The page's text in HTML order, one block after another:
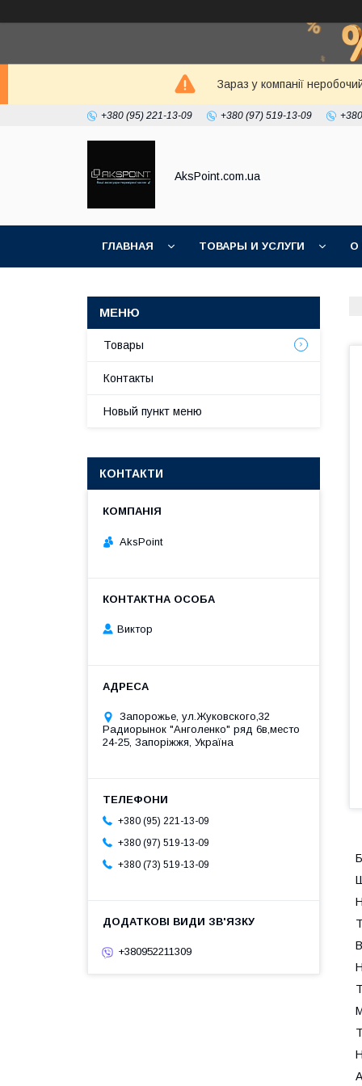
Зараз у компанії
+380 (95) 221-13-09 +380 (97) 519-13-09
AksPoint.com.ua
ГЛАВНАЯ ТОВАРЫ И УСЛУГИ О
Товары
Контакты
Новый пункт меню
КОНТАКТИ
AksPoint
Виктор
Запорожье, ул.Жуковского,32
Радиорынок "Анголенко" ряд 6в,место
24-25, Запоріжжя, Україна
+380 (95) 221-13-09
+380 (97) 519-13-09
+380 (73) 519-13-09
+380952211309